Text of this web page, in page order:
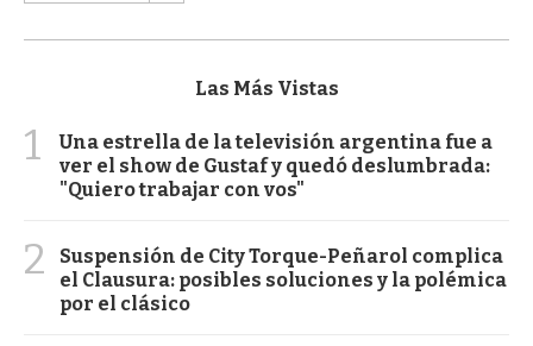
Las Más Vistas
1
Una estrella de la televisión argentina fue a
ver el show de Gustaf y quedó deslumbrada:
"Quiero trabajar con vos"
2
Suspensión de City Torque-Peñarol complica
el Clausura: posibles soluciones y la polémica
por el clásico